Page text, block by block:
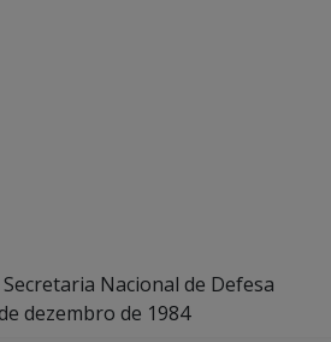
Nacional de Defesa
dezembro de 1984